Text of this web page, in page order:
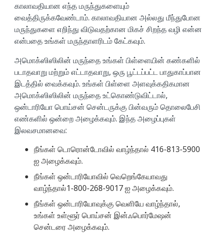
காலாவதியான எந்த மருந்துகளையும்
வைத்திருக்கவேண்டாம். காலாவதியான அல்லது மீந்துபோன
மருந்துகளை எறிந்து விடுவதற்கான மிகச் சிறந்த வழி என்ன
என்பதை உங்கள் மருந்தாளரிடம் கேட்கவும்.
அமொக்ஸிஸிலின் மருந்தை உங்கள் பிள்ளையின் கண்களில்
படாதவாறு மற்றும் எட்டாதவாறு, ஒரு பூட்டப்பட்ட பாதுகாப்பான
இடத்தில் வைக்கவும். உங்கள் பிள்ளை அளவுக்கதிகமான
அமொக்ஸிஸிலின் மருந்தை உட்கொண்டுவிட்டால்,
ஒன்டாரியோ பொய்சன் சென்டருக்கு பின்வரும் தொலைபேசி
எண்களில் ஒன்றை அழைக்கவும். இந்த அழைப்புகள்
இலவசமானவை:
நீங்கள் டொரொன்டோவில் வாழ்ந்தால் 416-813-5900
ஐ அழைக்கவும்.
நீங்கள் ஒன்டாரியோவில் வெறெங்கேயாவது
வாழ்ந்தால்1-800-268-9017 ஐ அழைக்கவும்.
நீங்கள் ஒன்டாரியோவுக்கு வெளியே வாழ்ந்தால்,
உங்கள் உள்ளூர் பொய்சன் இன்ஃபொர்மேஷன்
சென்டரை அழைக்கவும்.